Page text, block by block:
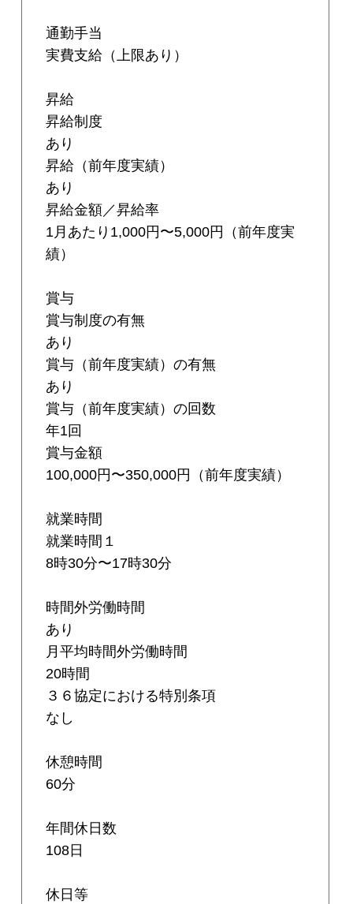
通勤手当
実費支給（上限あり）
昇給
昇給制度
あり
昇給（前年度実績）
あり
昇給金額／昇給率
1月あたり1,000円〜5,000円（前年度実
績）
賞与
賞与制度の有無
あり
賞与（前年度実績）の有無
あり
賞与（前年度実績）の回数
年1回
賞与金額
100,000円〜350,000円（前年度実績）
就業時間
就業時間１
8時30分〜17時30分
時間外労働時間
あり
月平均時間外労働時間
20時間
３６協定における特別条項
なし
休憩時間
60分
年間休日数
108日
休日等